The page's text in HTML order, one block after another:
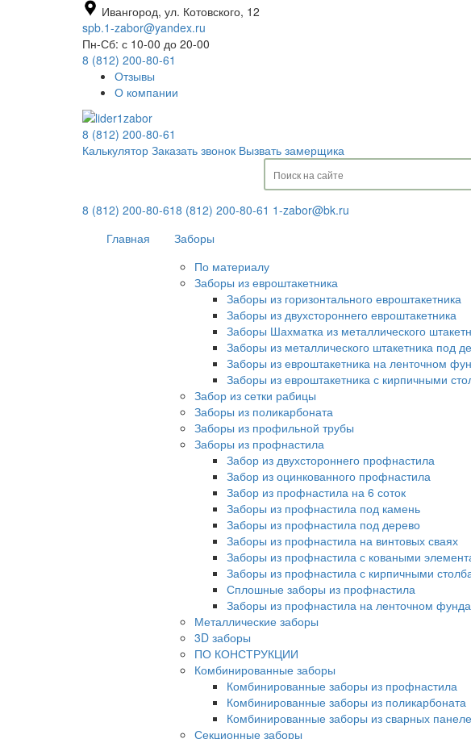
Ивангород, ул. Котовского, 12
spb.1-zabor@yandex.ru
Пн-Сб: с 10-00 до 20-00
8 (812) 200-80-61
Отзывы
О компании
8 (812) 200-80-61
Калькулятор Заказать звонок Вызвать замерщика
8 (812) 200-80-61
Главная
Заборы
По материалу
Заборы из евроштакетника
Заборы из горизонтального евроштакетника
Заборы из двухстороннего евроштакетника
Заборы Шахматка из металлического
Заборы из металлического штакетника под
Заборы из евроштакетника на ленточном
Заборы из евроштакетника с кирпичными
Забор из сетки рабицы
Заборы из поликарбоната
Заборы из профильной трубы
Заборы из профнастила
Забор из двухстороннего профнастила
Забор из оцинкованного профнастила
Забор из профнастила на 6 соток
Заборы из профнастила под камень
Заборы из профнастила под дерево
Заборы из профнастила на винтовых сваях
Заборы из профнастила с коваными
Заборы из профнастила с кирпичными
Сплошные заборы из профнастила
Заборы из профнастила на ленточном
Металлические заборы
3D заборы
ПО КОНСТРУКЦИИ
Комбинированные заборы
Комбинированные заборы из профнастила
Комбинированные заборы из поликарбоната
Комбинированные заборы из сварных
Секционные заборы
8 (812) 200-80-61 1-zabor@bk.ru